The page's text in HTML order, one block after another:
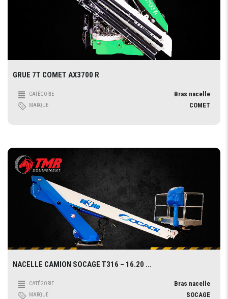
GRUE 7T COMET AX3700 R
CATÉGORIE Bras nacelle
MARQUE COMET
NACELLE CAMION SOCAGE T316 – 16.20 ...
CATÉGORIE Bras nacelle
MARQUE SOCAGE